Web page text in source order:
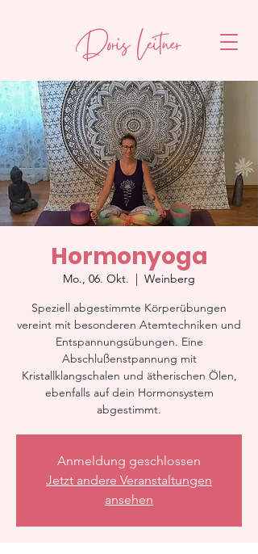
Hormonyoga
Mo., 06. Okt.
  |
Weinberg
Speziell abgestimmte Körperübungen
vereint mit besonderen Atemtechniken und
Entspannungsübungen. Eine
Abschlußenstpannung mit
Kristallklangschalen und ätherischen Ölen,
ebenfalls auf dein Hormonsystem
abgestimmt.
Anmeldung geschlossen
Jetzt andere Veranstaltungen
ansehen